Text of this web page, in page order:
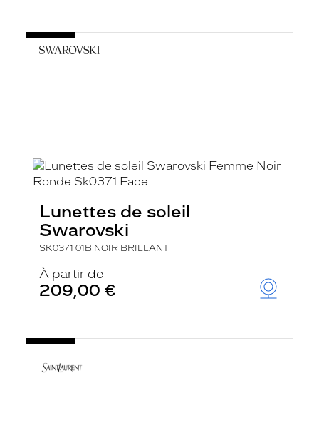
Lunettes de soleil
Swarovski
SK0371 01B NOIR BRILLANT
À partir de
209,00 €